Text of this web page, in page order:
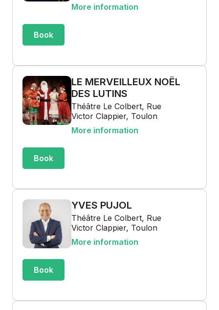
More information
Book
LE MERVEILLEUX NOËL
DES LUTINS
Théâtre Le Colbert, Rue
Victor Clappier, Toulon
More information
Book
YVES PUJOL
Théâtre Le Colbert, Rue
Victor Clappier, Toulon
More information
Book